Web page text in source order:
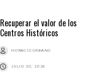
Recuperar el valor de los
Centros Históricos
HORACIO URBANO
JULIO 20, 2026